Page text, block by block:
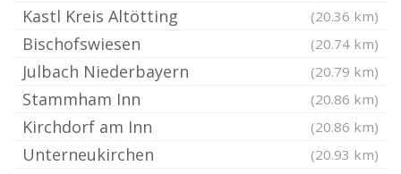
Kastl Kreis Altötting (20.36 km)
Bischofswiesen (20.74 km)
Julbach Niederbayern (20.79 km)
Stammham Inn (20.86 km)
Kirchdorf am Inn (20.86 km)
Unterneukirchen (20.93 km)